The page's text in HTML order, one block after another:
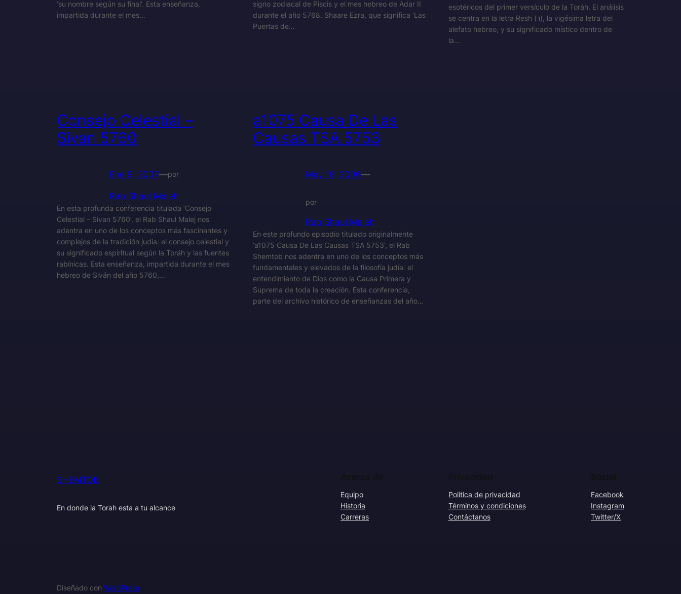
‘su nombre según su final’. Esta enseñanza,
impartida durante el mes…
signo zodiacal de Piscis y el mes hebreo de Adar II
durante el año 5768. Shaare Ezra, que significa ‘Las
Puertas de…
esotéricos del primer versículo de la Toráh. El análisis
se centra en la letra Resh (ר), la vigésima letra del
alefato hebreo, y su significado místico dentro de
la…
Consejo Celestial –
Sivan 5760
Ene 9, 2007—por
Rab Shaul Maleh
En esta profunda conferencia titulada ‘Consejo
Celestial – Sivan 5760’, el Rab Shaul Malej nos
adentra en uno de los conceptos más fascinantes y
complejos de la tradición judía: el consejo celestial y
su significado espiritual según la Toráh y las fuentes
rabínicas. Esta enseñanza, impartida durante el mes
hebreo de Siván del año 5760,…
a1075 Causa De Las
Causas TSA 5753
May 18, 2006—
por
Rab Shaul Maleh
En este profundo episodio titulado originalmente
‘a1075 Causa De Las Causas TSA 5753’, el Rab
Shemtob nos adentra en uno de los conceptos más
fundamentales y elevados de la filosofía judía: el
entendimiento de Dios como la Causa Primera y
Suprema de toda la creación. Esta conferencia,
parte del archivo histórico de enseñanzas del año…
SHEMTOB
En donde la Torah esta a tu alcance
Equipo
Historia
Carreras
Política de privacidad
Términos y condiciones
Contáctanos
Facebook
Instagram
Twitter/X
Diseñado con WordPress